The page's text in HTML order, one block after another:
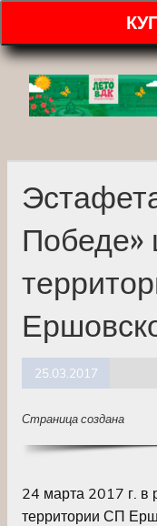
Победе»
25.03.2017
Страница создана
24 марта 2017 г. в
территории СП